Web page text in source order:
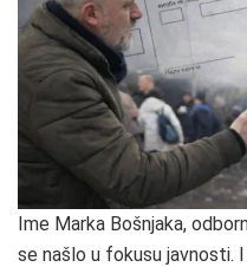
Ime Marka Bošnjaka,
se našlo u fokusu javnosti.